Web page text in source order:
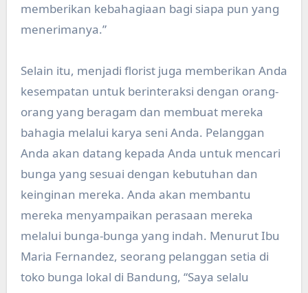
memberikan kebahagiaan bagi siapa pun yang
menerimanya.”
Selain itu, menjadi florist juga memberikan Anda
kesempatan untuk berinteraksi dengan orang-
orang yang beragam dan membuat mereka
bahagia melalui karya seni Anda. Pelanggan
Anda akan datang kepada Anda untuk mencari
bunga yang sesuai dengan kebutuhan dan
keinginan mereka. Anda akan membantu
mereka menyampaikan perasaan mereka
melalui bunga-bunga yang indah. Menurut Ibu
Maria Fernandez, seorang pelanggan setia di
toko bunga lokal di Bandung, “Saya selalu